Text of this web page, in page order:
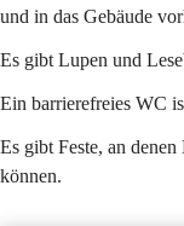
und in das Gebäude
Es gibt Lupen und
Ein barrierefreies WC
Es gibt Feste, an
können.